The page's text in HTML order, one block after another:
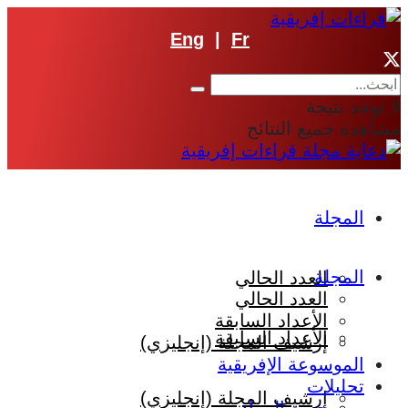
Eng Fr
لا توجد نتيجة
مشاهدة جميع النتائج
المجلة
العدد الحالي
الأعداد السابقة
إرشيف المجلة (إنجليزي)
المجلة
العدد الحالي
الأعداد السابقة
إرشيف المجلة (إنجليزي)
الموسوعة الإفريقية
تحليلات